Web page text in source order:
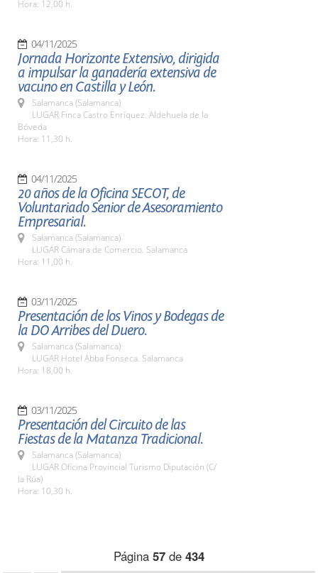
Hora: 12,00 h.
04/11/2025
Jornada Horizonte Extensivo, dirigida
a impulsar la ganadería extensiva de
vacuno en Castilla y León.
Salamanca (Salamanca)
LUGAR Finca Castro Enríquez. Aldehuela de la
Bóveda
Hora: 11,30 h.
04/11/2025
20 años de la Oficina SECOT, de
Voluntariado Senior de Asesoramiento
Empresarial.
Salamanca (Salamanca)
LUGAR Cámara de Comercio. Salamanca
Hora: 11,00 h.
03/11/2025
Presentación de los Vinos y Bodegas de
la DO Arribes del Duero.
Salamanca (Salamanca)
LUGAR Hotel Abba Fonseca. Salamanca
Hora: 18,00 h.
03/11/2025
Presentación del Circuito de las
Fiestas de la Matanza Tradicional.
Salamanca (Salamanca)
LUGAR Oficina Provincial Turismo Diputación (C/
la Rúa)
Hora: 10,30 h.
Página 57 de 434